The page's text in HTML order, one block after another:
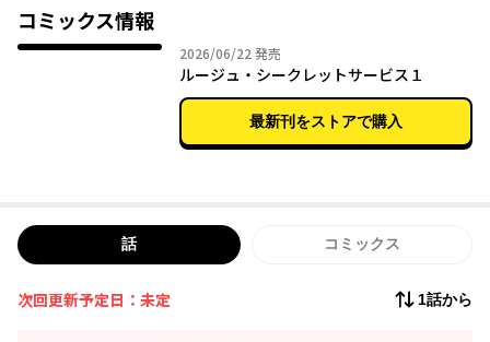
ってきたボディガードの男性・璃音は花冠にまったく興味を示さ
ない堅物の男性で、花冠は彼に反発心を抱くが……。
「万が一、歯止めが効かなくなったらあなたのくちびるや口内を
壊してしまうかもしれないので…」24時間一緒にいて、キスだけ
ができない秘密のサービスのはじまり。
コミックス情報
2026/06/22 2026年06月22日
発売
ルージュ・シークレットサービス１
最新刊をストアで購入
話 コミックス
次回更新予定日：未定 1話から